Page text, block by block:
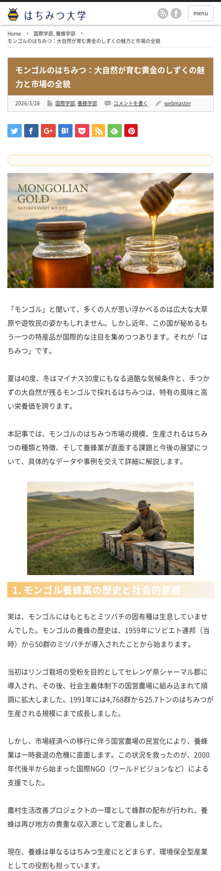
menu
Home 国際学部, 養蜂学部
モンゴルのはちみつ：大自然が育む黄金のしずくの魅力と市場の全貌
モンゴルのはちみつ：大自然が育む黄金のしずくの魅
力と市場の全貌
2026/3/28 国際学部, 養蜂学部 コメントを書く webmaster
「モンゴル」と聞いて、多くの人が思い浮かべるのは広大な大草
原や遊牧民の姿かもしれません。しかし近年、この国が秘めるも
う一つの特産品が国際的な注目を集めつつあります。それが「は
ちみつ」です。
夏は40度、冬はマイナス30度にもなる過酷な気候条件と、手つか
ずの大自然が残るモンゴルで採れるはちみつは、特有の風味と高
い栄養価を誇ります。
本記事では、モンゴルのはちみつ市場の規模、生産されるはちみ
つの種類と特徴、そして養蜂業が直面する課題と今後の展望につ
いて、具体的なデータや事例を交えて詳細に解説します。
1. モンゴル養蜂業の歴史と社会的意義
実は、モンゴルにはもともとミツバチの固有種は生息していませ
んでした。モンゴルの養蜂の歴史は、1959年にソビエト連邦（当
時）から50群のミツバチが導入されたことから始まります。
当初はリンゴ栽培の受粉を目的としてセレンゲ県シャーマル郡に
導入され、その後、社会主義体制下の国営農場に組み込まれて順
調に拡大しました。1991年には4,768群から25.7トンのはちみつが
生産される規模にまで成長しました。
しかし、市場経済への移行に伴う国営農場の民営化により、養蜂
業は一時衰退の危機に直面します。この状況を救ったのが、2000
年代後半から始まった国際NGO（ワールドビジョンなど）による
支援でした。
農村生活改善プロジェクトの一環として蜂群の配布が行われ、養
蜂は再び地方の貴重な収入源として定着しました。
現在、養蜂は単なるはちみつ生産にとどまらず、環境保全型産業
としての役割も担っています。